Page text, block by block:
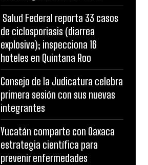
Salud Federal reporta 33 casos
de ciclosporiasis (diarrea
explosiva); inspecciona 16
hoteles en Quintana Roo
Consejo de la Judicatura celebra
primera sesión con sus nuevas
integrantes
Yucatán comparte con Oaxaca
estrategia científica para
prevenir enfermedades